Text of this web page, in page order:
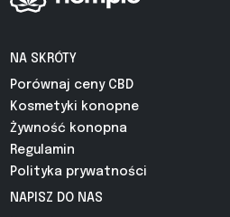
NA SKRÓTY
Porównaj ceny CBD
Kosmetyki konopne
Żywność konopna
Regulamin
Polityka prywatności
NAPISZ DO NAS